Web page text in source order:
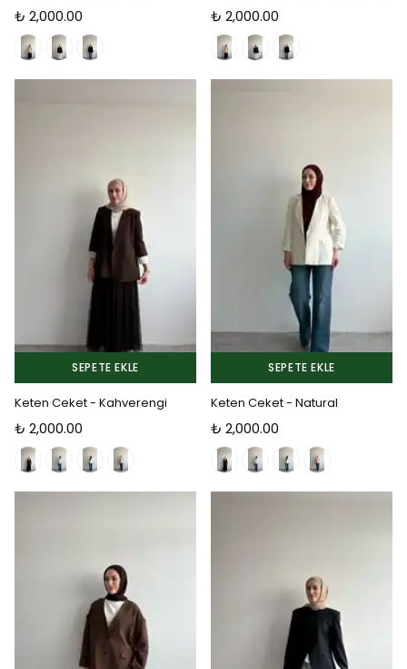
₺ 2,000.00 ₺ 2,000.00
SEPETE EKLE
Keten Ceket - Kahverengi
₺ 2,000.00
SEPETE EKLE
Keten Ceket - Natural
₺ 2,000.00